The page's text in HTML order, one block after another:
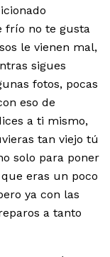
frío no te gusta
le vienen mal,
sigues
fotos, pocas
eso de
a ti mismo,
tan viejo tú
solo para poner
eras un poco
ya con las
a tanto